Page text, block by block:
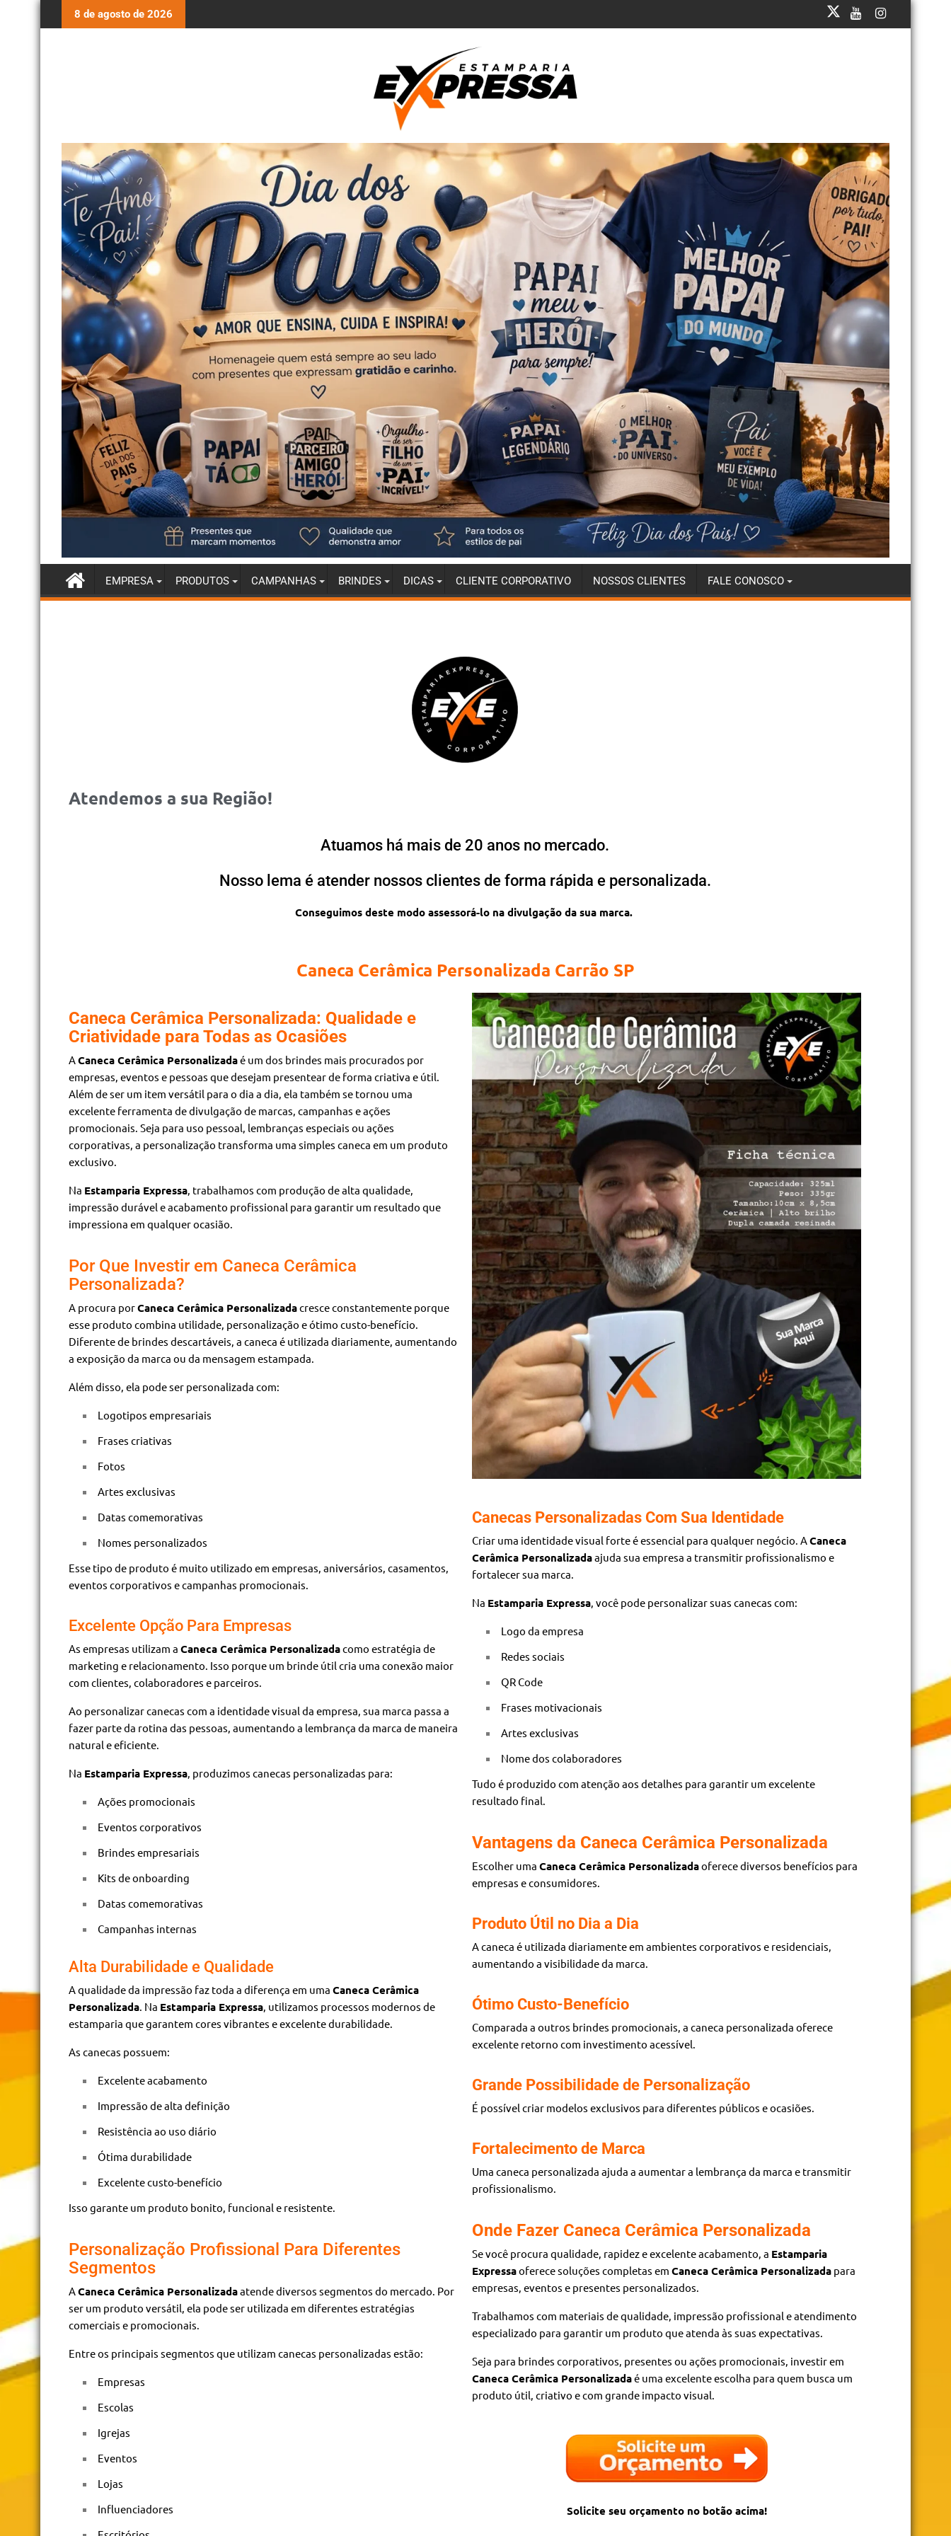
8 de agosto de 2026
EMPRESA PRODUTOS CAMPANHAS BRINDES DICAS CLIENTE CORPORATIVO NOSSOS CLIENTES FALE CONOSCO
Atendemos a sua Região!
Atuamos há mais de 20 anos no mercado.
Nosso lema é atender nossos clientes de forma rápida e personalizada.
Conseguimos deste modo assessorá-lo na divulgação da sua marca.
Caneca Cerâmica Personalizada Carrão SP
Caneca Cerâmica Personalizada: Qualidade e
Criatividade para Todas as Ocasiões
A Caneca Cerâmica Personalizadaé um dos brindes mais procurados por
empresas, eventos e pessoas que desejam presentear de forma criativa e útil.
Além de ser um item versátil para o dia a dia, ela também se tornou uma
excelente ferramenta de divulgação de marcas, campanhas e ações
promocionais. Seja para uso pessoal, lembranças especiais ou ações
corporativas, a personalização transforma uma simples caneca em um produto
exclusivo.
Na Estamparia Expressa , trabalhamos com produção de alta qualidade,
impressão durável e acabamento profissional para garantir um resultado que
impressiona em qualquer ocasião.
Por Que Investir em Caneca Cerâmica
Personalizada?
A procura porCaneca Cerâmica Personalizadacresce constantemente porque
esse produto combina utilidade, personalização e ótimo custo-benefício.
Diferente de brindes descartáveis, a caneca é utilizada diariamente, aumentando
a exposição da marca ou da mensagem estampada.
Além disso, ela pode ser personalizada com:
Logotipos empresariais
Frases criativas
Fotos
Artes exclusivas
Datas comemorativas
Nomes personalizados
Esse tipo de produto é muito utilizado em empresas, aniversários, casamentos,
eventos corporativos e campanhas promocionais.
Excelente Opção Para Empresas
As empresas utilizam a Caneca Cerâmica Personalizadacomo estratégia de
marketing e relacionamento. Isso porque um brinde útil cria uma conexão maior
com clientes, colaboradores e parceiros.
Ao personalizar canecas com a identidade visual da empresa, sua marca passa a
fazer parte da rotina das pessoas, aumentando a lembrança da marca de maneira
natural e eficiente.
Na Estamparia Expressa , produzimos canecas personalizadas para:
Ações promocionais
Eventos corporativos
Brindes empresariais
Kits de onboarding
Datas comemorativas
Campanhas internas
Alta Durabilidade e Qualidade
A qualidade da impressão faz toda a diferença em uma Caneca Cerâmica
Personalizada . Na Estamparia Expressa , utilizamos processos modernos de
estamparia que garantem cores vibrantes e excelente durabilidade.
As canecas possuem:
Excelente acabamento
Impressão de alta definição
Resistência ao uso diário
Ótima durabilidade
Excelente custo-benefício
Isso garante um produto bonito, funcional e resistente.
Personalização Profissional Para Diferentes
Segmentos
A Caneca Cerâmica Personalizadaatende diversos segmentos do mercado. Por
ser um produto versátil, ela pode ser utilizada em diferentes estratégias
comerciais e promocionais.
Entre os principais segmentos que utilizam canecas personalizadas estão:
Empresas
Escolas
Igrejas
Eventos
Lojas
Influenciadores
Canecas Personalizadas Com Sua Identidade
Criar uma identidade visual forte é essencial para qualquer negócio. ACaneca
Cerâmica Personalizadaajuda sua empresa a transmitir profissionalismo e
fortalecer sua marca.
Na Estamparia Expressa, você pode personalizar suas canecas com:
Logo da empresa
Redes sociais
QR Code
Frases motivacionais
Artes exclusivas
Nome dos colaboradores
Tudo é produzido com atenção aos detalhes para garantir um excelente
resultado final.
Vantagens da Caneca Cerâmica Personalizada
Escolher uma Caneca Cerâmica Personalizadaoferece diversos benefícios para
empresas e consumidores.
Produto Útil no Dia a Dia
A caneca é utilizada diariamente em ambientes corporativos e residenciais,
aumentando a visibilidade da marca.
Ótimo Custo-Benefício
Comparada a outros brindes promocionais, a caneca personalizada oferece
excelente retorno com investimento acessível.
Grande Possibilidade de Personalização
É possível criar modelos exclusivos para diferentes públicos e ocasiões.
Fortalecimento de Marca
Uma caneca personalizada ajuda a aumentar a lembrança da marca e transmitir
profissionalismo.
Onde Fazer Caneca Cerâmica Personalizada
Se você procura qualidade, rapidez e excelente acabamento, a Estamparia
Expressaoferece soluções completas em Caneca Cerâmica Personalizada para
empresas, eventos e presentes personalizados.
Trabalhamos com materiais de qualidade, impressão profissional e atendimento
especializado para garantir um produto que atenda às suas expectativas.
Seja para brindes corporativos, presentes ou ações promocionais, investir em
Caneca Cerâmica Personalizadaé uma excelente escolha para quem busca um
produto útil, criativo e com grande impacto visual.
Solicite seu orçamento no botão acima!